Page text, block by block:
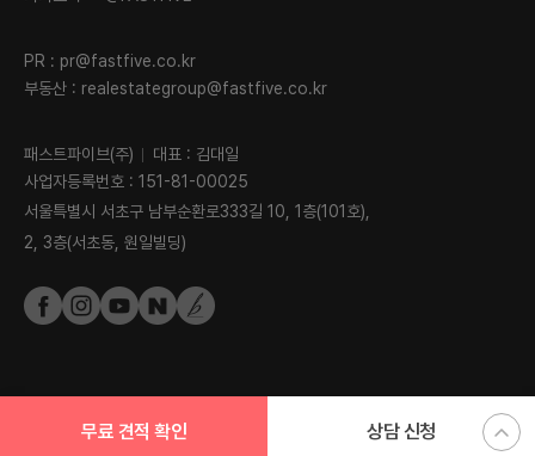
무료 견적 확인 상담 신청
PR : pr@fastfive.co.kr
부동산 : realestategroup@fastfive.co.kr
패스트파이브(주)
대표 : 김대일
사업자등록번호 : 151-81-00025
서울특별시 서초구 남부순환로333길 10, 1층(101호),
2, 3층(서초동, 원일빌딩)